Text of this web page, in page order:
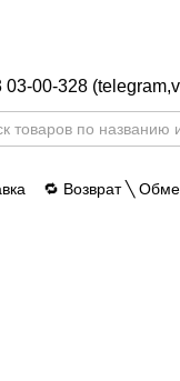
03-00-328
🔁 Возврат ╲